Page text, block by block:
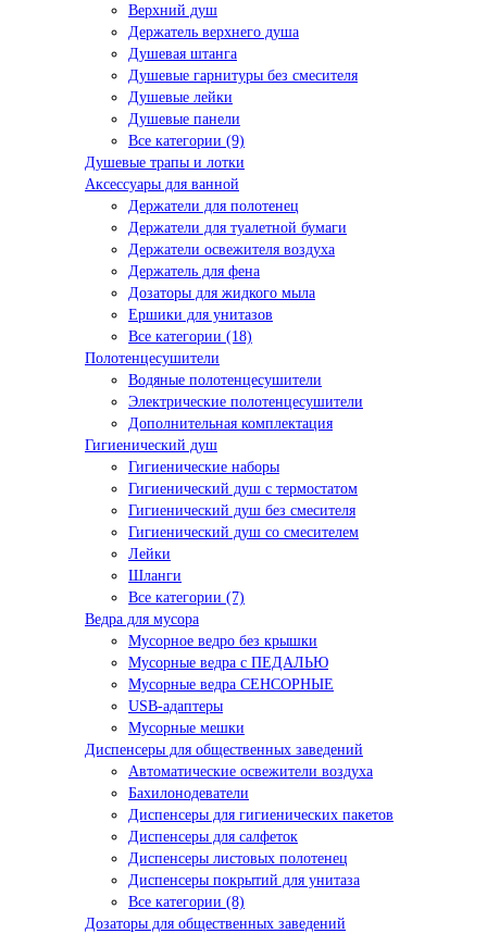
Верхний душ
Держатель верхнего душа
Душевая штанга
Душевые гарнитуры без смесителя
Душевые лейки
Душевые панели
Все категории (9)
Душевые трапы и лотки
Аксессуары для ванной
Держатели для полотенец
Держатели для туалетной бумаги
Держатели освежителя воздуха
Держатель для фена
Дозаторы для жидкого мыла
Ершики для унитазов
Все категории (18)
Полотенцесушители
Водяные полотенцесушители
Электрические полотенцесушители
Дополнительная комплектация
Гигиенический душ
Гигиенические наборы
Гигиенический душ с термостатом
Гигиенический душ без смесителя
Гигиенический душ со смесителем
Лейки
Шланги
Все категории (7)
Ведра для мусора
Мусорное ведро без крышки
Мусорные ведра с ПЕДАЛЬЮ
Мусорные ведра СЕНСОРНЫЕ
USB-адаптеры
Мусорные мешки
Диспенсеры для общественных заведений
Автоматические освежители воздуха
Бахилонодеватели
Диспенсеры для гигиенических пакетов
Диспенсеры для салфеток
Диспенсеры листовых полотенец
Диспенсеры покрытий для унитаза
Все категории (8)
Дозаторы для общественных заведений